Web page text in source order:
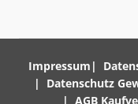
Impressum
Datenschutz
AGB